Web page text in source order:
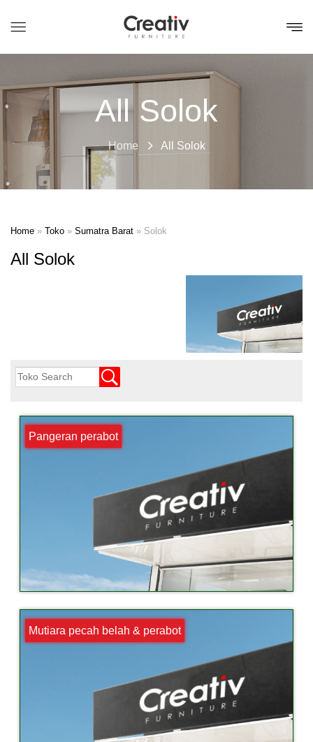
All Solok
Home All Solok
Home » Toko » Sumatra Barat » Solok
All Solok
Pangeran perabot
Mutiara pecah belah & perabot